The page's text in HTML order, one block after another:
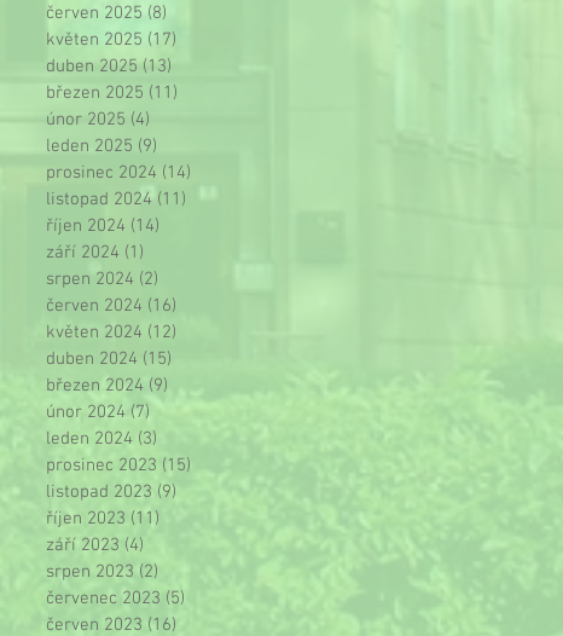
červen 2025 (8)
květen 2025 (17)
duben 2025 (13)
březen 2025 (11)
únor 2025 (4)
leden 2025 (9)
prosinec 2024 (14)
listopad 2024 (11) 11 příspěvků
říjen 2024 (14)
září 2024 (1)
srpen 2024 (2)
červen 2024 (16)
květen 2024 (12)
duben 2024 (15)
březen 2024 (9)
únor 2024 (7)
leden 2024 (3)
prosinec 2023 (15)
listopad 2023 (9) 9 příspěvků
říjen 2023 (11)
září 2023 (4)
srpen 2023 (2)
červenec 2023 (5)
červen 2023 (16)